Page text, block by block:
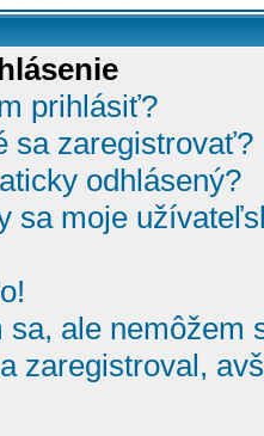
prihlásiť?
sa zaregistrovať?
odhlásený?
sa moje
sa, ale nemôžem
zaregistroval,